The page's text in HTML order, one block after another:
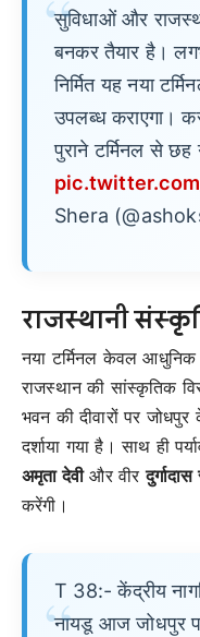
सुविधाओं और
बनकर तैयार है।
निर्मित यह नया
उपलब्ध कराएगा।
पुराने टर्मिनल से
Shera
राजस्थानी
नया टर्मिनल केवल
राजस्थान की सांस्कृतिक
भवन की दीवारों पर
दर्शाया गया है। साथ ही
अमृता देवीऔर वीरदुर्गादास
करेंगी।
T 38:- केंद्रीय
नायडू आज जोधपुर